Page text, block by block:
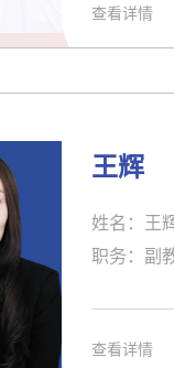
外国语大
2、沈阳
学术兼职
业委员会
员会 委员
第十二届
查看详情
王辉
姓名：王
职务：副
8-至今 沈
查看详情